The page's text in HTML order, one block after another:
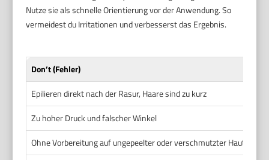
Nutze sie als schnelle Orientierung vor der Anwendung. So
vermeidest du Irritationen und verbesserst das Ergebnis.
Don’t (Fehler)
Epilieren direkt nach der Rasur, Haare sind zu kurz
Zu hoher Druck und falscher Winkel
Ohne Vorbereitung auf ungepeelter oder verschmutzter Haut